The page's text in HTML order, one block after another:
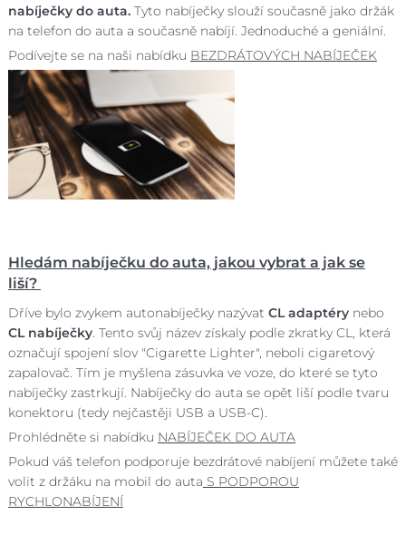
nabíječky do auta.Tyto nabíječky slouží současně jako držák
na telefon do auta a současně nabíjí. Jednoduché a geniální.
Podívejte se na naši nabídku BEZDRÁTOVÝCH NABÍJEČEK
Hledám nabíječku do auta, jakou vybrat a jak se
liší?
Dříve bylo zvykem autonabíječky nazývat CL adaptérynebo
CL nabíječky. Tento svůj název získaly podle zkratky CL, která
označují spojení slov "Cigarette Lighter", neboli cigaretový
zapalovač. Tím je myšlena zásuvka ve voze, do které se tyto
nabíječky zastrkují. Nabíječky do auta se opět liší podle tvaru
konektoru (tedy nejčastěji USB a USB-C).
Prohlédněte si nabídku NABÍJEČEK DO AUTA
Pokud váš telefon podporuje bezdrátové nabíjení můžete také
volit z držáku na mobil do auta S PODPOROU
RYCHLONABÍJENÍ